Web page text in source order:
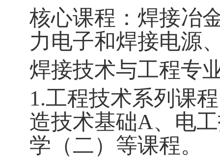
核心课程：焊接冶
力电子和焊接电源
焊接技术与工程专
1.工程技术系列课
造技术基础A、电
学（二）等课程。